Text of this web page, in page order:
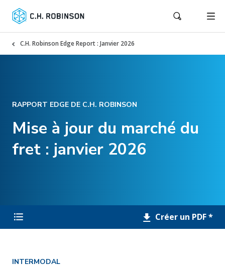
C.H. Robinson Edge Report : Janvier 2026
RAPPORT EDGE DE C.H. ROBINSON
Mise à jour du marché du
fret : janvier 2026
Créer un PDF *
INTERMODAL